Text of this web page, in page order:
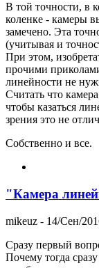
В той точности, в
коленке - камеры
замечено. Эта
(учитывая и
При этом,
прочими
линейности не
Считать что
чтобы казаться
зрения это не
Собственно и все.
"Камера
mikeuz - 14/Сен/
Сразу первый
Почему тогда